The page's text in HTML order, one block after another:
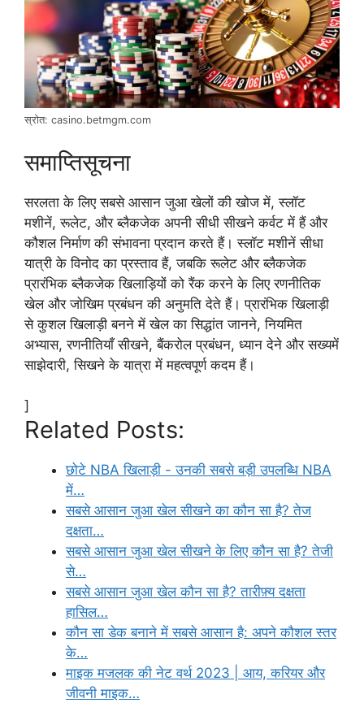
स्रोत: casino.betmgm.com
समाप्तिसूचना
सरलता के लिए सबसे आसान जुआ खेलों की खोज में, स्लॉट
मशीनें, रूलेट, और ब्लैकजेक अपनी सीधी सीखने कर्वट में हैं और
कौशल निर्माण की संभावना प्रदान करते हैं। स्लॉट मशीनें सीधा
यात्री के विनोद का प्रस्ताव हैं, जबकि रूलेट और ब्लैकजेक
प्रारंभिक ब्लैकजेक खिलाड़ियों को रैंक करने के लिए रणनीतिक
खेल और जोखिम प्रबंधन की अनुमति देते हैं। प्रारंभिक खिलाड़ी
से कुशल खिलाड़ी बनने में खेल का सिद्धांत जानने, नियमित
अभ्यास, रणनीतियाँ सीखने, बैंकरोल प्रबंधन, ध्यान देने और सख्यमें
साझेदारी, सिखने के यात्रा में महत्वपूर्ण कदम हैं।
]
Related Posts:
छोटे NBA खिलाड़ी - उनकी सबसे बड़ी उपलब्धि NBA
में…
सबसे आसान जुआ खेल सीखने का कौन सा है? तेज
दक्षता…
सबसे आसान जुआ खेल सीखने के लिए कौन सा है? तेजी
से…
सबसे आसान जुआ खेल कौन सा है? तारीफ़्य दक्षता
हासिल…
कौन सा डेक बनाने में सबसे आसान है: अपने कौशल स्तर
के…
माइक मजलक की नेट वर्थ 2023 | आय, करियर और
जीवनी माइक…